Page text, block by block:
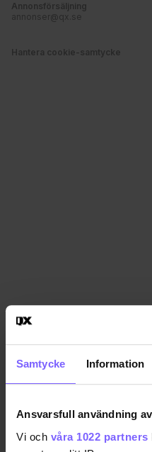
Samtycke Information
Ansvarsfull användning
Vi och våra 1022 partners
Annonsförsäljning
annonser@qx.se
Hantera cookie-samtycke